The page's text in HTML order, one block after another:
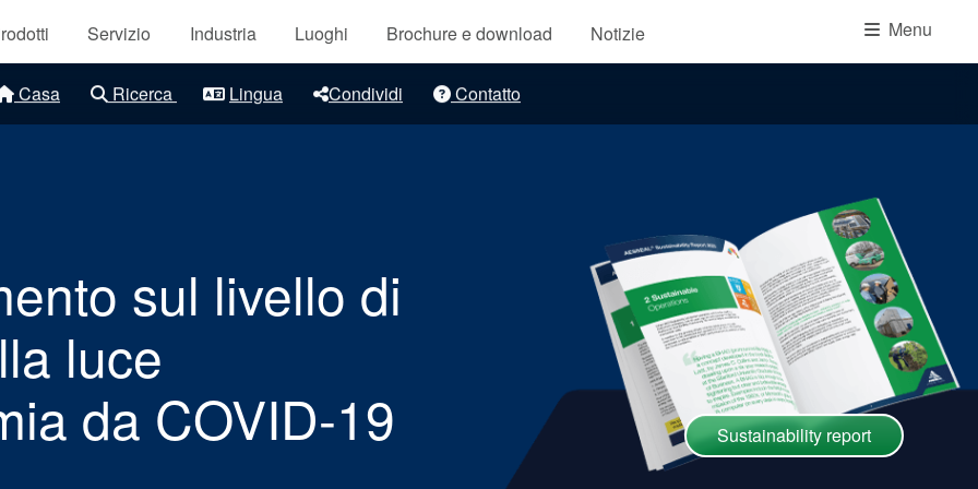
principale
Servizio Industria Luoghi Brochure e download Notizie Menu
a
per
Locazioni
Casa Ricerca Lingua Condividi Contatto
sul livello di
luce
da COVID-19
Sustainability report